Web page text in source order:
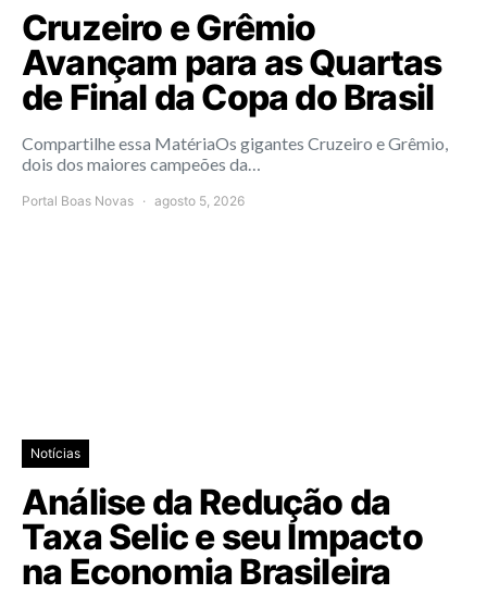
Cruzeiro e Grêmio
Avançam para as Quartas
de Final da Copa do Brasil
Compartilhe essa MatériaOs gigantes Cruzeiro e Grêmio,
dois dos maiores campeões da…
Portal Boas Novas agosto 5, 2026
Notícias
Análise da Redução da
Taxa Selic e seu Impacto
na Economia Brasileira